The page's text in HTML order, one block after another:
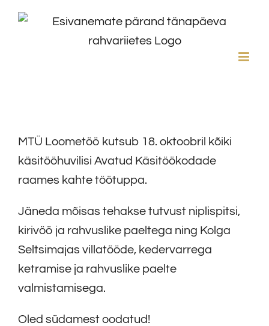
Skip
MTÜ Loometöö kutsub 18. oktoobril kõiki
käsitööhuvilisi Avatud Käsitöökodade
raames kahte töötuppa.
Jäneda mõisas tehakse tutvust niplispitsi,
kirivöö ja rahvuslike paeltega ning Kolga
Seltsimajas villatööde, kedervarrega
ketramise ja rahvuslike paelte
valmistamisega.
Oled südamest oodatud!